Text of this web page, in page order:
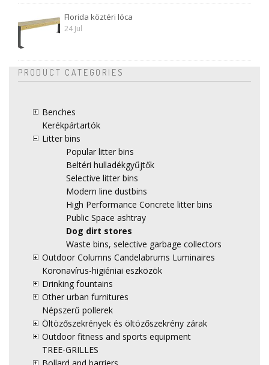
Florida köztéri lóca
24 Jul
PRODUCT CATEGORIES
Benches
Kerékpártartók
Litter bins
Popular litter bins
Beltéri hulladékgyűjtők
Selective litter bins
Modern line dustbins
High Performance Concrete litter bins
Public Space ashtray
Dog dirt stores
Waste bins, selective garbage collectors
Outdoor Columns Candelabrums Luminaires
Koronavírus-higiéniai eszközök
Drinking fountains
Other urban furnitures
Népszerű pollerek
Öltözőszekrények és öltözőszekrény zárak
Outdoor fitness and sports equipment
TREE-GRILLES